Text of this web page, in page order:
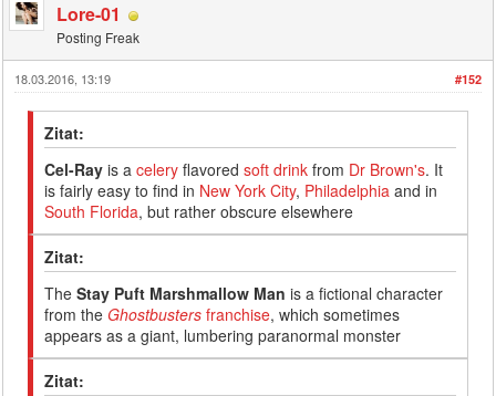
Lore-01
Posting Freak
#152
18.03.2016, 13:19
Zitat:
Cel-Ray is acelery flavoredsoft drink from Dr Brown's. It
is fairly easy to find in New York City, Philadelphia and in
South Florida, but rather obscure elsewhere
Zitat:
TheStay Puft Marshmallow Man is a fictional character
from theGhostbusters franchise, which sometimes
appears as a giant, lumbering paranormal monster
Zitat: